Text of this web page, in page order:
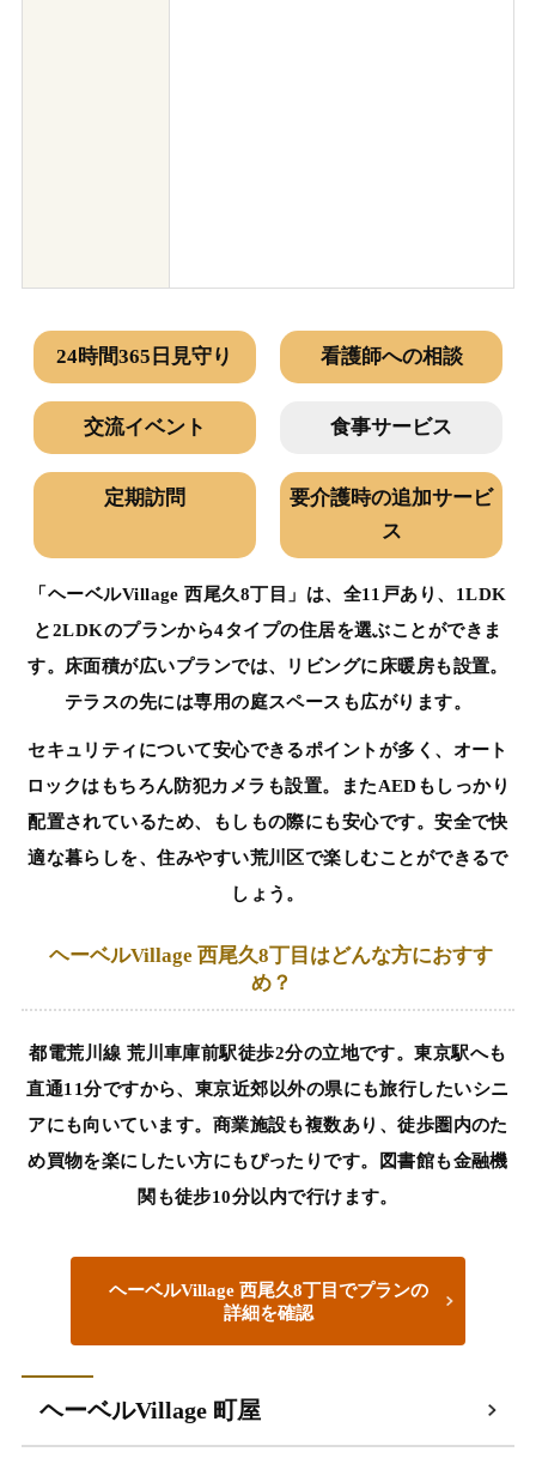
24時間365日見守り 看護師への相談
交流イベント 食事サービス
定期訪問
要介護時の追加サービ
ス
「ヘーベルVillage 西尾久8丁目」は、全11戸あり、1LDK
と2LDKのプランから4タイプの住居を選ぶことができま
す。床面積が広いプランでは、リビングに床暖房も設置。
テラスの先には専用の庭スペースも広がります。
セキュリティについて安心できるポイントが多く、オート
ロックはもちろん防犯カメラも設置。またAEDもしっかり
配置されているため、もしもの際にも安心です。安全で快
適な暮らしを、住みやすい荒川区で楽しむことができるで
しょう。
ヘーベルVillage 西尾久8丁目はどんな方におすす
め？
都電荒川線 荒川車庫前駅徒歩2分の立地です。東京駅へも
直通11分ですから、東京近郊以外の県にも旅行したいシニ
アにも向いています。商業施設も複数あり、徒歩圏内のた
め買物を楽にしたい方にもぴったりです。図書館も金融機
関も徒步10分以内で行けます。
ヘーベルVillage 西尾久8丁目でプランの
詳細を確認
ヘーベルVillage 町屋